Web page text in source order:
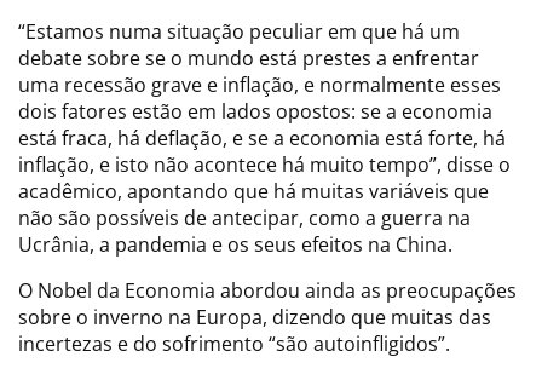
“Estamos numa situação peculiar em que há um
debate sobre se o mundo está prestes a enfrentar
uma recessão grave e inflação, e normalmente esses
dois fatores estão em lados opostos: se a economia
está fraca, há deflação, e se a economia está forte, há
inflação, e isto não acontece há muito tempo”, disse o
acadêmico, apontando que há muitas variáveis que
não são possíveis de antecipar, como a guerra na
Ucrânia, a pandemia e os seus efeitos na China.
O Nobel da Economia abordou ainda as preocupações
sobre o inverno na Europa, dizendo que muitas das
incertezas e do sofrimento “são autoinfligidos”.